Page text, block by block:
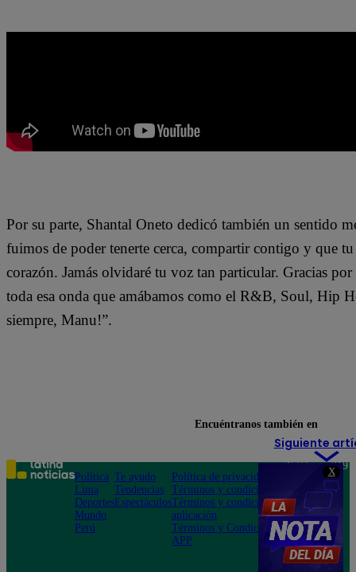
X
Por su parte, Shantal Oneto dedicó también un sentido
fuimos de poder tenerte cerca, compartir contigo y que
corazón. Jamás olvidaré tu voz tan particular. Gracias
toda esa onda que amábamos como el R&B, Soul, Hip
siempre, Manu!”.
Siguiente
Encuéntranos también en
Política
Lima
Deportes
Mundo
Perú
Te ayudo
Tendencias
Espectáculos
Política de privacidad
Términos y condiciones
Términos y condiciones
aplicación
Términos y Condiciones
APP
Teléfono: 219
Av. San
Felipe 968
Jesús María